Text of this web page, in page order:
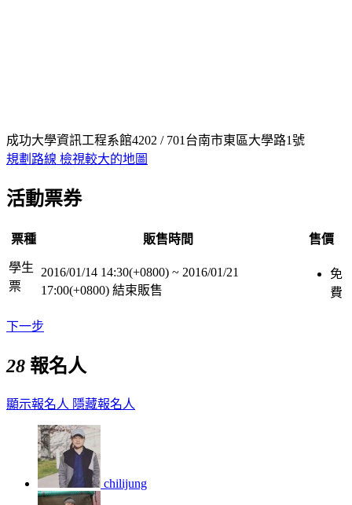
成功大學資訊工程系館4202 / 701台南市東區大學路1號
規劃路線 檢視較大的地圖
活動票券
票種 販售時間 售價
學生
票
2016/01/14 14:30(+0800) ~ 2016/01/21
17:00(+0800) 結束販售
免
費
下一步
28 報名人
顯示報名人 隱藏報名人
chilijung